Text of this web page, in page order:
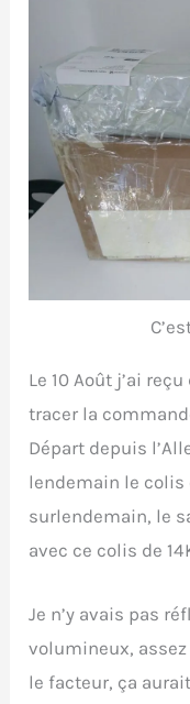
Le 10 Août j’ai
tracer la
Départ depuis
lendemain le colis
surlendemain, le
avec ce colis de
Je n’y avais pas
volumineux,
le facteur, ça